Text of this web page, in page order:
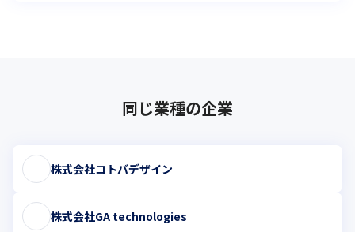
同じ業種の企業
株式会社コトバデザイン
株式会社GA technologies